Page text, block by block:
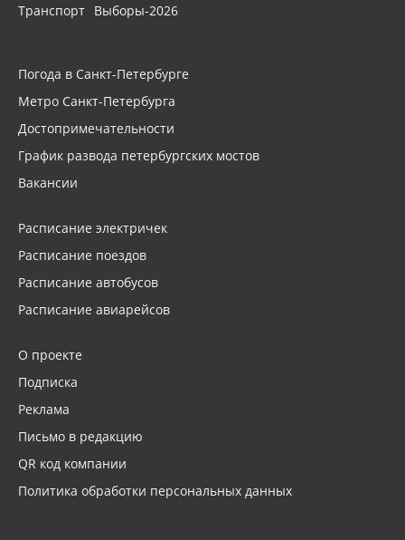
Транспорт Выборы-2026
Погода в Санкт-Петербурге
Метро Санкт-Петербурга
Достопримечательности
График развода петербургских мостов
Вакансии
Расписание электричек
Расписание поездов
Расписание автобусов
Расписание авиарейсов
О проекте
Подписка
Реклама
Письмо в редакцию
QR код компании
Политика обработки персональных данных